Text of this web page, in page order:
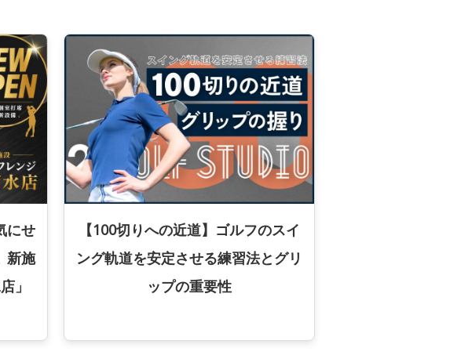
にせ
新施
」
【100切りへの近道】ゴルフのスイ
ング軌道を安定させる練習法とグリ
ップの重要性